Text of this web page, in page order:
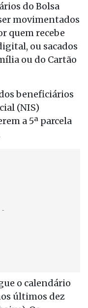
do Bolsa
movimentados
quem recebe
ou sacados
ou do Cartão
beneficiários
(NIS)
a 5ª parcela
o calendário
últimos dez